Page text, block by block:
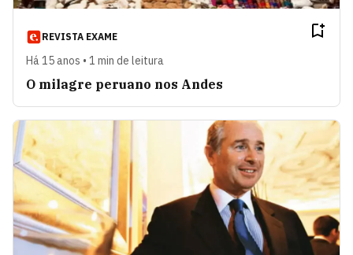
REVISTA EXAME
Há 15 anos • 1 min de leitura
O milagre peruano nos Andes